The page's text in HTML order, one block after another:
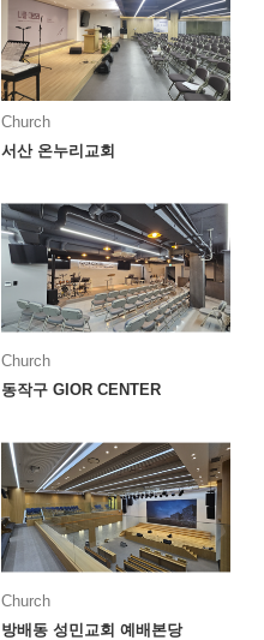
Church
서산 온누리교회
Church
동작구 GIOR CENTER
Church
방배동 성민교회 예배본당